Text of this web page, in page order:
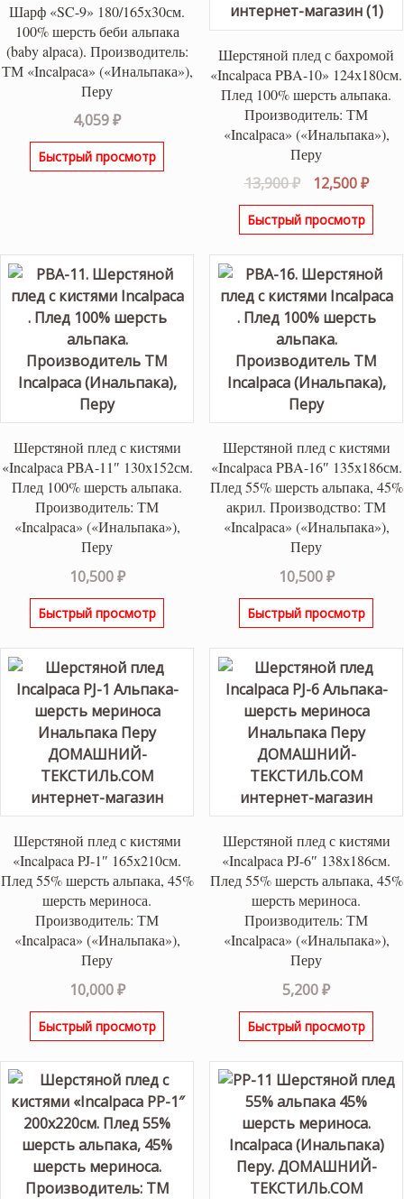
Шарф «SC-9» 180/165х30см.
100% шерсть беби альпака
(baby alpaca). Производитель:
ТМ «Incalpaca» («Инальпака»),
Перу
4,059₽
Быстрый просмотр
Шерстяной плед с бахромой
«Incalpaca PBA-10» 124х180см.
Плед 100% шерсть альпака.
Производитель: ТМ
«Incalpaca» («Инальпака»),
Перу
13,900₽
цена
составляла
12,500₽
Быстрый просмотр
Шерстяной плед с кистями
«Incalpaca PBA-11″ 130х152см.
Плед 100% шерсть альпака.
Производитель: ТМ
«Incalpaca» («Инальпака»),
Перу
10,500₽
Быстрый просмотр
Шерстяной плед с кистями
«Incalpaca PBA-16″ 135х186см.
Плед 55% шерсть альпака, 45%
акрил. Производство: ТМ
«Incalpaca» («Инальпака»),
Перу
10,500₽
Быстрый просмотр
Шерстяной плед с кистями
«Incalpaca PJ-1″ 165х210см.
Плед 55% шерсть альпака, 45%
шерсть мериноса.
Производитель: ТМ
«Incalpaca» («Инальпака»),
Перу
10,000₽
Быстрый просмотр
Шерстяной плед с кистями
«Incalpaca PJ-6″ 138х186см.
Плед 55% шерсть альпака, 45%
шерсть мериноса.
Производитель: ТМ
«Incalpaca» («Инальпака»),
Перу
5,200₽
Быстрый просмотр